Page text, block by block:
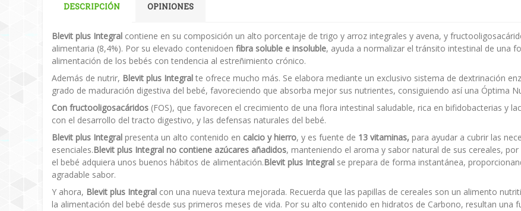
DESCRIPCIÓN OPINIONES
Blevit plus Integral contiene en su composición un alto porcentaje de trigo y arroz integrales y avena, y
alimentaria (8,4%). Por su elevado contenidoen fibra soluble e insoluble, ayuda a normalizar el tránsito intestinal de una
alimentación de los bebés con tendencia al estreñimiento crónico.
Además de nutrir, Blevit plus Integral te ofrece mucho más. Se elabora mediante un exclusivo sistema de dextrinación
grado de maduración digestiva del bebé, favoreciendo que absorba mejor sus nutrientes, consiguiendo así una Óptima
Con fructooligosacáridos (FOS), que favorecen el crecimiento de una flora intestinal saludable, rica en bifidobacterias y
con el desarrollo del tracto digestivo, y las defensas naturales del bebé.
Blevit plus Integral presenta un alto contenido en calcio y hierro, y es fuente de 13 vitaminas, para ayudar a cubrir las
esenciales.Blevit plus Integral no contiene azúcares añadidos, manteniendo el aroma y sabor natural de sus cereales,
el bebé adquiera unos buenos hábitos de alimentación.Blevit plus Integral se prepara de forma instantánea,
agradable sabor.
Y ahora, Blevit plus Integral con una nueva textura mejorada. Recuerda que las papillas de cereales son un alimento
la alimentación del bebé desde sus primeros meses de vida. Por su alto contenido en hidratos de Carbono, resultan una